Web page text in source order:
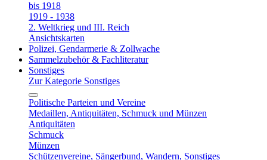
bis 1918
1919 - 1938
2. Weltkrieg und III. Reich
Ansichtskarten
Polizei, Gendarmerie & Zollwache
Sammelzubehör & Fachliteratur
Sonstiges
Zur Kategorie Sonstiges
Politische Parteien und Vereine
Medaillen, Antiquitäten, Schmuck und Münzen
Antiquitäten
Schmuck
Münzen
Schützenvereine, Sängerbund, Wandern, Sonstiges